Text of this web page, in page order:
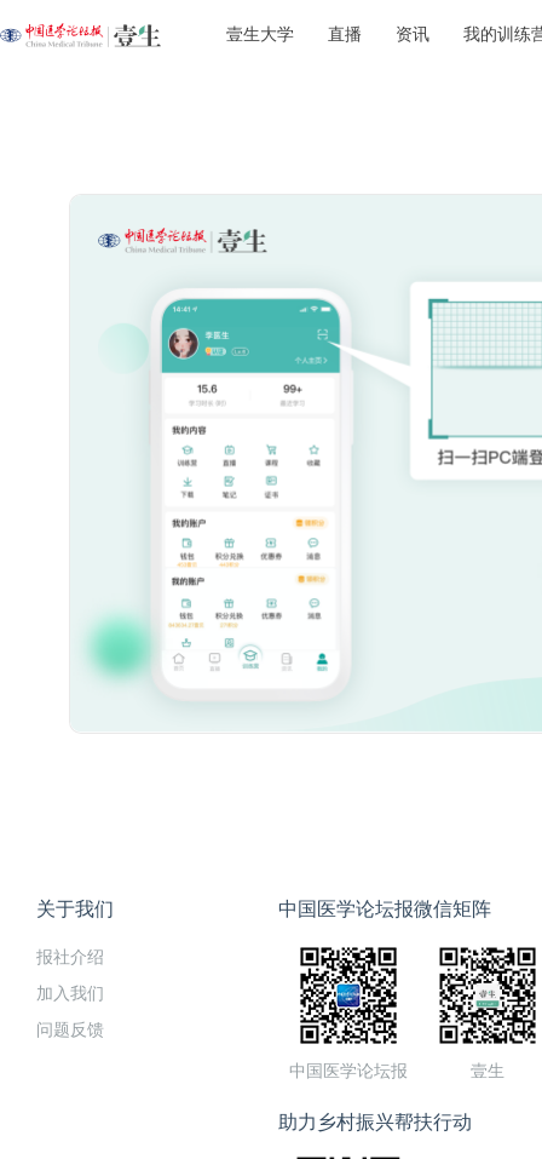
壹生大学 直播 资讯 我的训练
关于我们
报社介绍
加入我们
问题反馈
中国医学论坛报微信矩阵
中国医学论坛报 壹生
助力乡村振兴帮扶行动